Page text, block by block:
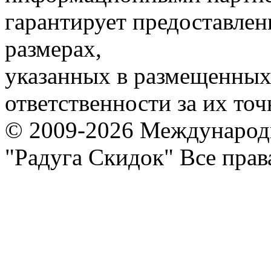
гарантирует
размерах,
указанных в
ответственности за их
© 2009-2026
"Радуга Скидок" Все